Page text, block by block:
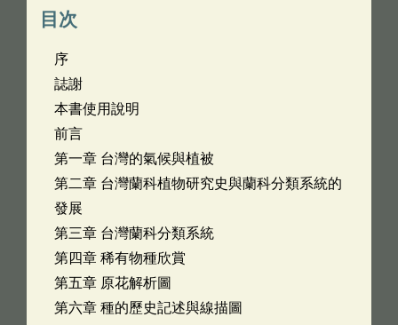
目次
序
誌謝
本書使用說明
前言
第一章 台灣的氣候與植被
第二章 台灣蘭科植物研究史與蘭科分類系統的
發展
第三章 台灣蘭科分類系統
第四章 稀有物種欣賞
第五章 原花解析圖
第六章 種的歷史記述與線描圖